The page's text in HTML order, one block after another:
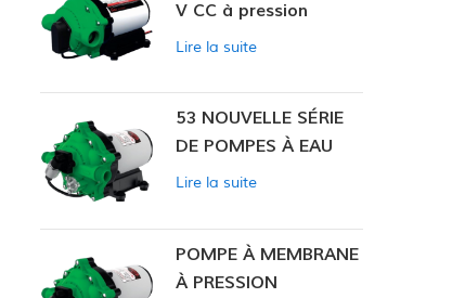
V CC à pression
constante 53
Lire la suite
53 NOUVELLE SÉRIE
DE POMPES À EAU
Lire la suite
POMPE À MEMBRANE
À PRESSION